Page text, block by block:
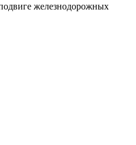
железнодорожных